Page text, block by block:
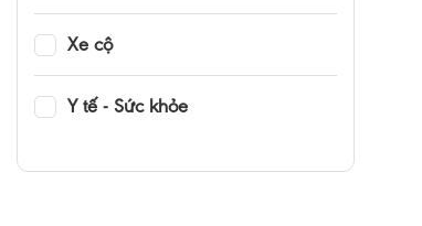
Xe cộ
Y tế - Sức khỏe